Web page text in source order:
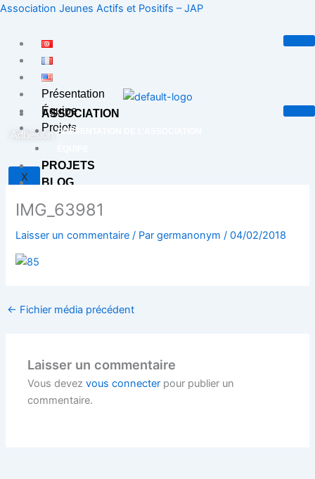
Aller
contenu
Association Jeunes Actifs et Positifs – JAP
Présentation
Équipe
Projets
X
ASSOCIATION
PRÉSENTATION DE L’ASSOCIATION
PROJETS
BLOG
Adhésion
IMG_63981
Laisser un commentaire / Pargermanonym /04/02/2018
← Fichier média précédent
Laisser un commentaire
Vous devezvous connecter pour publier un
commentaire.